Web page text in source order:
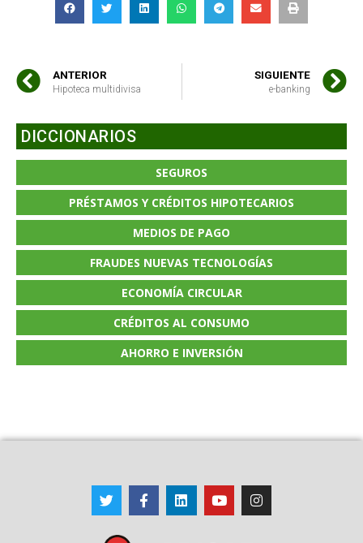
ANTERIOR
Hipoteca multidivisa
SIGUIENTE
e-banking
DICCIONARIOS
SEGUROS
PRÉSTAMOS Y CRÉDITOS HIPOTECARIOS
MEDIOS DE PAGO
FRAUDES NUEVAS TECNOLOGÍAS
ECONOMÍA CIRCULAR
CRÉDITOS AL CONSUMO
AHORRO E INVERSIÓN